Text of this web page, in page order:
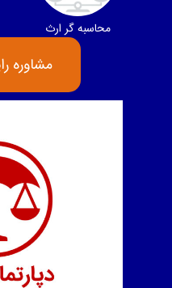
محاسبه گر ارث
مشاوره